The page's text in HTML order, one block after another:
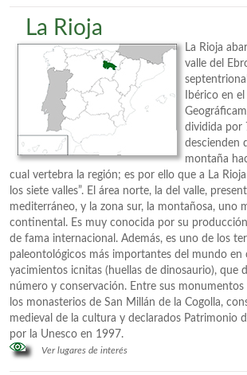
La Rioja
La Rioja
valle del
Ibérico en el
dividida por
descienden
montaña
cual vertebra la región; es por ello que a La
los siete valles”. El área norte, la del valle,
mediterráneo, y la zona sur, la montañosa, uno
continental. Es muy conocida por su
de fama internacional. Además, es uno de los
paleontológicos más importantes del mundo en
yacimientos icnitas (huellas de dinosaurio), que
número y conservación. Entre sus
los monasterios de San Millán de la Cogolla,
medieval de la cultura y declarados Patrimonio
por la Unesco en 1997.
Ver lugares de interés